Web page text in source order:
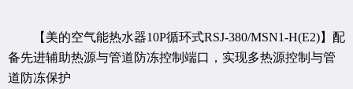
【美的空气能热水器10P循环式RSJ-380/MSN1-H(E2)】配
备先进辅助热源与管道防冻控制端口，实现多热源控制与管
道防冻保护